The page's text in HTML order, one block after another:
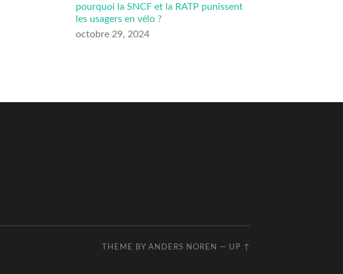
pourquoi la SNCF et la RATP punissent
les usagers en vélo ?
octobre 29, 2024
THEME BY ANDERS NOREN — UP ↑